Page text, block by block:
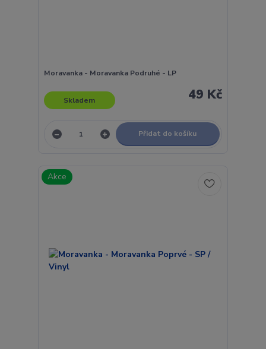
Moravanka - Moravanka Podruhé - LP
49 Kč
Skladem
Přidat do košíku
Akce